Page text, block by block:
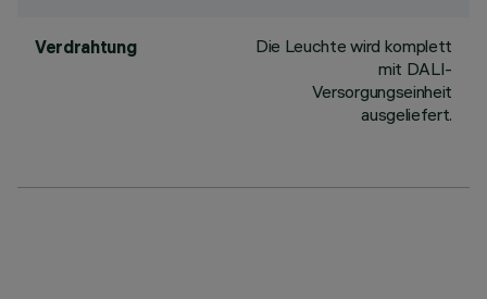
Verdrahtung
Die Leuchte wird komplett
mit DALI-
Versorgungseinheit
ausgeliefert.